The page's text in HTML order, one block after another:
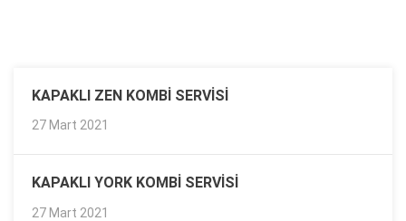
KAPAKLI ZEN KOMBI SERVISI
27 Mart 2021
KAPAKLI YORK KOMBI SERVISI
27 Mart 2021